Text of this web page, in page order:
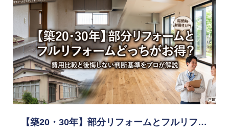
【築20・30年】部分リフォームとフルリフォームどっちがお得？費用比較と後悔しない判断基準をプロが解説